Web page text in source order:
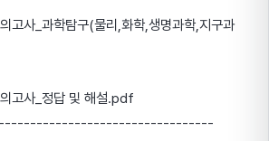
고사_과학탐구(물리,화학,생명과학,지구과
고사_정답 및 해설.pdf